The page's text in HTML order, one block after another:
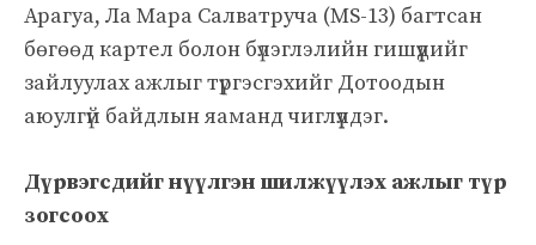
Арагуа, Ла Мара Салватруча (MS-13) багтсан
бөгөөд картел болон бүлэглэлийн гишүүдийг
зайлуулах ажлыг түргэсгэхийг Дотоодын
аюулгүй байдлын яаманд чиглүүлдэг.
Дүрвэгсдийг нүүлгэн шилжүүлэх ажлыг түр
зогсоох